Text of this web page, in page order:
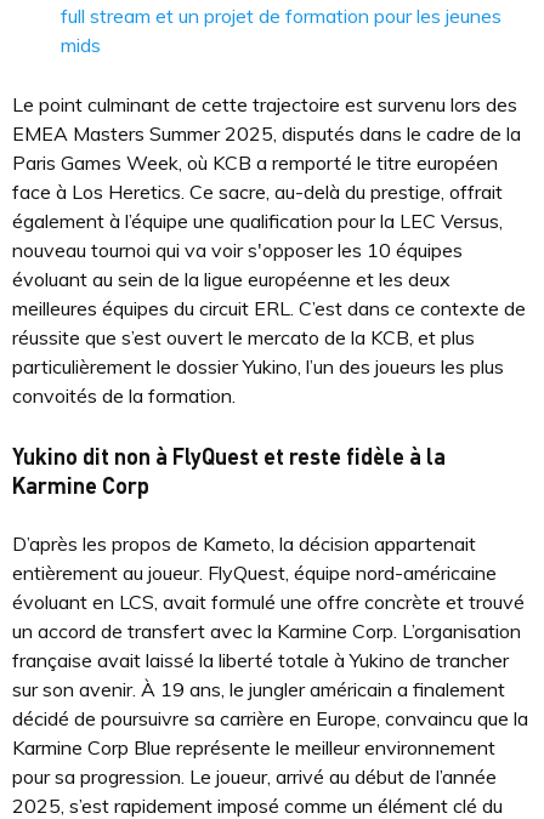
full stream et un projet de formation pour les jeunes
mids
Le point culminant de cette trajectoire est survenu lors des
EMEA Masters Summer 2025, disputés dans le cadre de la
Paris Games Week, où KCB a remporté le titre européen
face à Los Heretics. Ce sacre, au-delà du prestige, offrait
également à l’équipe une qualification pour la LEC Versus,
nouveau tournoi qui va voir s'opposer les 10 équipes
évoluant au sein de la ligue européenne et les deux
meilleures équipes du circuit ERL. C’est dans ce contexte de
réussite que s’est ouvert le mercato de la KCB, et plus
particulièrement le dossier Yukino, l’un des joueurs les plus
convoités de la formation.
Yukino dit non à FlyQuest et reste fidèle à la
Karmine Corp
D’après les propos de Kameto, la décision appartenait
entièrement au joueur. FlyQuest, équipe nord-américaine
évoluant en LCS, avait formulé une offre concrète et trouvé
un accord de transfert avec la Karmine Corp. L’organisation
française avait laissé la liberté totale à Yukino de trancher
sur son avenir. À 19 ans, le jungler américain a finalement
décidé de poursuivre sa carrière en Europe, convaincu que la
Karmine Corp Blue représente le meilleur environnement
pour sa progression. Le joueur, arrivé au début de l’année
2025, s’est rapidement imposé comme un élément clé du